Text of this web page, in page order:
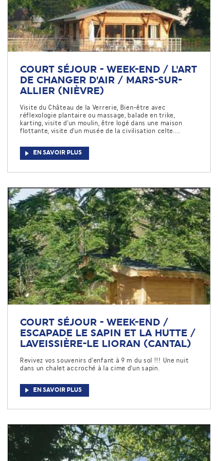
COURT SÉJOUR - WEEK-END / L'ART
DE CHANGER D'AIR / MARS-SUR-
ALLIER (NIÈVRE)
Visite du Château de la Verrerie, Bien-être avec
réflexologie plantaire ou massage, balade en trike,
karting, visite d'un moulin, être logé dans une maison
flottante, visite d'un musée de la civilisation celte....
EN SAVOIR PLUS
COURT SÉJOUR - WEEK-END /
ESCAPADE LE SAPIN ET LA HUTTE /
LAVEISSIÈRE-LE LIORAN (CANTAL)
Revivez vos souvenirs d'enfant à 9 m du sol !!! Une nuit
dans un chalet accroché à la cime d'un sapin.
EN SAVOIR PLUS